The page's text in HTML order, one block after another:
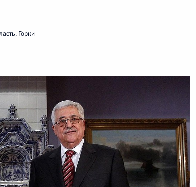
администрации
Махмуд
Горки